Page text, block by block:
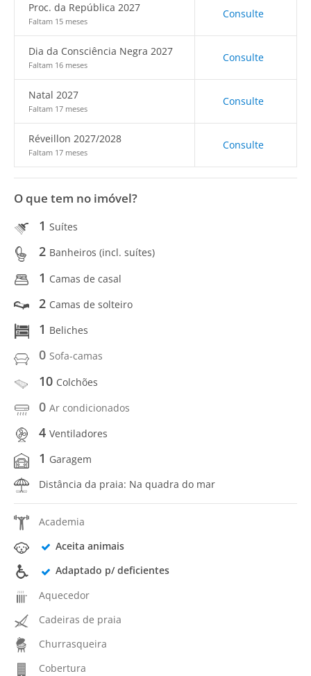
Proc. da República 2027
Faltam 15 meses
Consulte
Dia da Consciência Negra 2027
Faltam 16 meses
Consulte
Natal 2027
Faltam 17 meses
Consulte
Réveillon 2027/2028
Faltam 17 meses
Consulte
O que tem no imóvel?
1 Suítes
2 Banheiros (incl. suítes)
1 Camas de casal
2 Camas de solteiro
1 Beliches
0 Sofa-camas
10 Colchões
0 Ar condicionados
4 Ventiladores
1 Garagem
Distância da praia: Na quadra do mar
Academia
Aceita animais
Adaptado p/ deficientes
Aquecedor
Cadeiras de praia
Churrasqueira
Cobertura